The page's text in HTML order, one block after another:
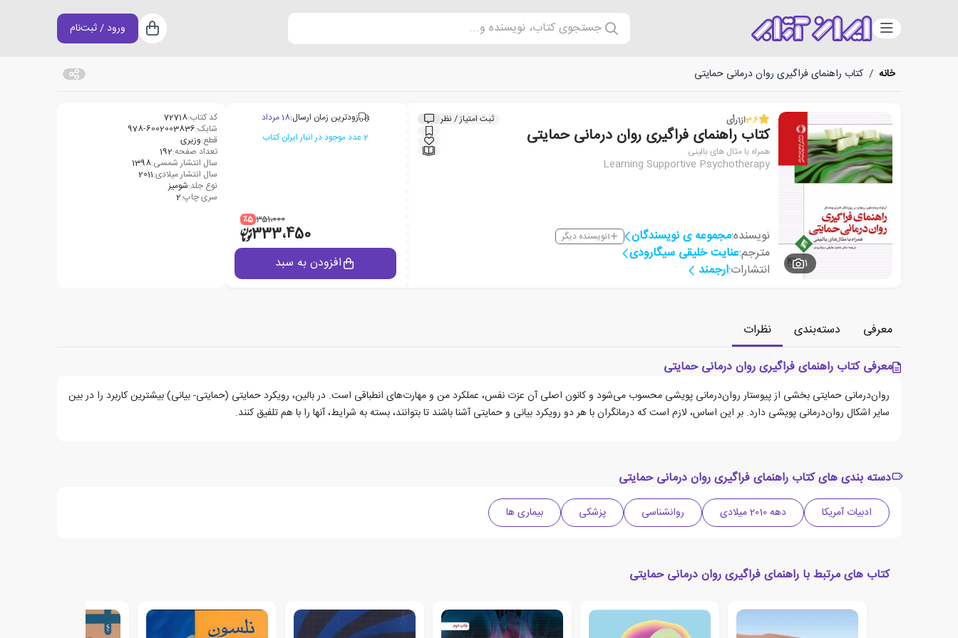
دسته‌بندی جستجوی کتاب، نویسنده و... سبد خرید
ورود / ثبت‌نام
خانه / کتاب راهنمای فراگیری روان درمانی حمایتی
1
3.6از1رأی ثبت امتیاز / نظر
کتاب راهنمای فراگیری روان درمانی حمایتی
همراه با مثال های بالینی
Learning Supportive Psychotherapy
نویسنده:مجموعه ی نویسندگان 1نویسنده دیگر
مترجم:عنایت خلیقی سیگارودی
انتشارات:ارجمند
زودترین زمان ارسال:18 مرداد
2 عدد موجود در انبار ایران کتاب
351،000 ٪5
333،450
افزودن به سبد
کد کتاب:72718
شابک:978-6002003836
قطع:وزیری
تعداد صفحه:192
سال انتشار شمسی:1398
سال انتشار میلادی:2011
نوع جلد:شومیز
سری چاپ:2
معرفی دسته‌بندی
نظرات
معرفی کتاب راهنمای فراگیری روان درمانی حمایتی
روان‌درمانی حمایتی بخشی از پیوستار روان‌درمانی پویشی محسوب می‌شود و کانون اصلی آن عزت نفس، عملکرد من و مهارت‌های انطباقی است. در بالین، رویکرد حمایتی (حمایتی- بیانی) بیشترین کاربرد را در بین
سایر اشکال روان‌درمانی پویشی دارد. بر این اساس، لازم است که درمانگران با هر دو رویکرد بیانی و حمایتی آشنا باشند تا بتوانند، بسته به شرایط، آنها را با هم تلفیق کنند.
دسته بندی های کتاب راهنمای فراگیری روان درمانی حمایتی
ادبیات آمریکا دهه 2010 میلادی روانشناسی پزشکی بیماری ها
کتاب های مرتبط با راهنمای فراگیری روان درمانی حمایتی